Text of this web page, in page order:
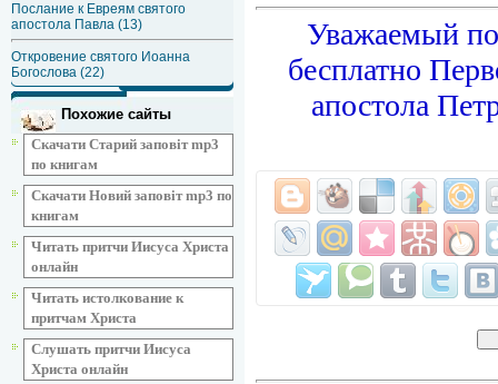
Послание к Евреям святого
апостола Павла (13)
Откровение святого Иоанна
Богослова (22)
Похожие сайты
Скачати Старий заповіт mp3
по книгам
Скачати Новий заповіт mp3 по
книгам
Читать притчи Иисуса Христа
онлайн
Читать истолкование к
притчам Христа
Слушать притчи Иисуса
Христа онлайн
Уважаемый
бесплатно
апостола